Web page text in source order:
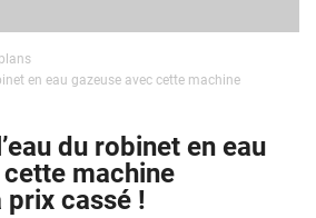
en eau gazeuse avec cette machine
du robinet en eau
machine
prix cassé !